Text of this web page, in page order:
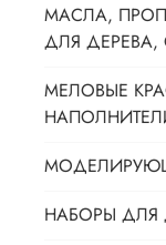
МАСЛА,
ДЛЯ
МЕЛОВЫЕ
НАБОРЫ ДЛЯ